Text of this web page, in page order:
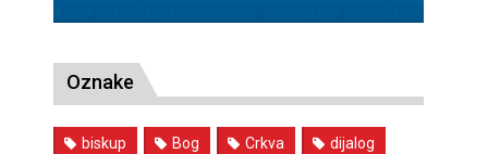
Oznake
biskup Bog Crkva dijalog